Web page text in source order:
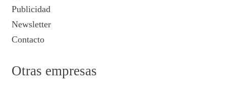
Publicidad
Newsletter
Contacto
Otras empresas